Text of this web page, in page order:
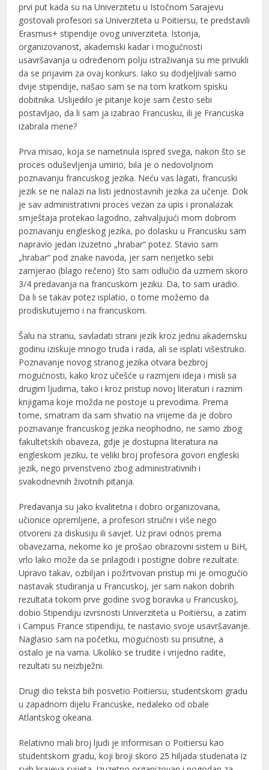
prvi put kada su na Univerzitetu u Istočnom Sarajevu
gostovali profesori sa Univerziteta u Poitiersu, te predstavili
Erasmus+ stipendije ovog univerziteta. Istorija,
organizovanost, akademski kadar i mogućnosti
usavršavanja u određenom polju istraživanja su me privukli
da se prijavim za ovaj konkurs. Iako su dodjeljivali samo
dvije stipendije, našao sam se na tom kratkom spisku
dobitnika. Uslijedilo je pitanje koje sam često sebi
postavljao, da li sam ja izabrao Francusku, ili je Francuska
izabrala mene?
Prva misao, koja se nametnula ispred svega, nakon što se
proces oduševljenja umirio, bila je o nedovoljnom
poznavanju francuskog jezika. Neću vas lagati, francuski
jezik se ne nalazi na listi jednostavnih jezika za učenje. Dok
je sav administrativni proces vezan za upis i pronalazak
smještaja protekao lagodno, zahvaljujući mom dobrom
poznavanju engleskog jezika, po dolasku u Francusku sam
napravio jedan izuzetno „hrabar“ potez. Stavio sam
„hrabar“ pod znake navoda, jer sam nerijetko sebi
zamjerao (blago rečeno) što sam odlučio da uzmem skoro
3/4 predavanja na francuskom jeziku. Da, to sam uradio.
Da li se takav potez isplatio, o tome možemo da
prodiskutujemo i na francuskom.
Šalu na stranu, savladati strani jezik kroz jednu akademsku
godinu iziskuje mnogo truda i rada, ali se isplati višestruko.
Poznavanje novog stranog jezika otvara bezbroj
mogućnosti, kako kroz učešće u razmjeni ideja i misli sa
drugim ljudima, tako i kroz pristup novoj literaturi i raznim
knjigama koje možda ne postoje u prevodima. Prema
tome, smatram da sam shvatio na vrijeme da je dobro
poznavanje francuskog jezika neophodno, ne samo zbog
fakultetskih obaveza, gdje je dostupna literatura na
engleskom jeziku, te veliki broj profesora govori engleski
jezik, nego prvenstveno zbog administrativnih i
svakodnevnih životnih pitanja.
Predavanja su jako kvalitetna i dobro organizovana,
učionice opremljene, a profesori stručni i više nego
otvoreni za diskusiju ili savjet. Uz pravi odnos prema
obavezama, nekome ko je prošao obrazovni sistem u BiH,
vrlo lako može da se prilagodi i postigne dobre rezultate.
Upravo takav, ozbiljan i požrtvovan pristup mi je omogućio
nastavak studiranja u Francuskoj, jer sam nakon dobrih
rezultata tokom prve godine svog boravka u Francuskoj,
dobio Stipendiju izvrsnosti Univerziteta u Poitiersu, a zatim
i Campus France stipendiju, te nastavio svoje usavršavanje.
Naglasio sam na početku, mogućnosti su prisutne, a
ostalo je na vama. Ukoliko se trudite i vrijedno radite,
rezultati su neizbježni.
Drugi dio teksta bih posvetio Poitiersu, studentskom gradu
u zapadnom dijelu Francuske, nedaleko od obale
Atlantskog okeana.
Relativno mali broj ljudi je informisan o Poitiersu kao
studentskom gradu, koji broji skoro 25 hiljada studenata iz